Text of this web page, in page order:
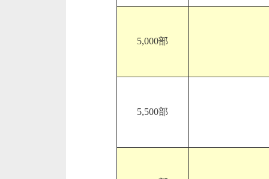
5,000部
5,500部